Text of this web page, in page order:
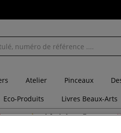
Atelier Pinceaux
Eco-Produits Livres Beaux-Arts
Châssis à configurer